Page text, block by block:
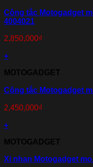
Công tắc Motogadget
4004021
2,850,000₫
+
MOTOGADGET
Công tắc Motogadget
2,450,000₫
+
MOTOGADGET
Xi nhan Motogadget